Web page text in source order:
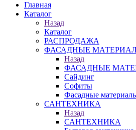
Главная
Каталог
Назад
Каталог
РАСПРОДАЖА
ФАСАДНЫЕ
Назад
ФАСАДНЫЕ
Сайдинг
Софиты
Фасадные
САНТЕХНИКА
Назад
САНТЕХНИКА